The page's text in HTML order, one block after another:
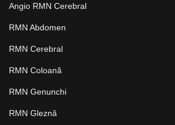
Angio RMN Cerebral
RMN Abdomen
RMN Cerebral
RMN Coloană
RMN Genunchi
RMN Gleznă